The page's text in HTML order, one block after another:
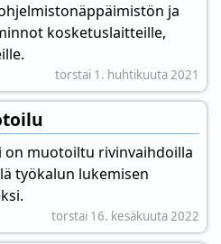
ja
kosketuslaitteille,
torstai 1. huhtikuuta 2021
on muotoiltu rivinvaihdoilla
työkalun lukemisen
torstai 16. kesäkuuta 2022